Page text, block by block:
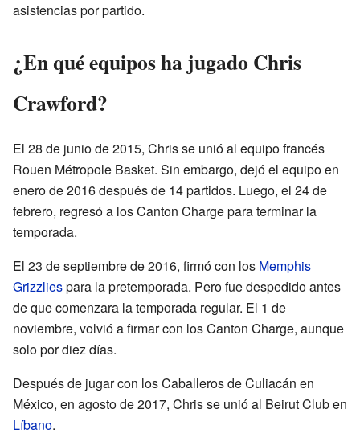
asistencias por partido.
¿En qué equipos ha jugado Chris
Crawford?
El 28 de junio de 2015, Chris se unió al equipo francés
Rouen Métropole Basket. Sin embargo, dejó el equipo en
enero de 2016 después de 14 partidos. Luego, el 24 de
febrero, regresó a los Canton Charge para terminar la
temporada.
El 23 de septiembre de 2016, firmó con los Memphis
Grizzliespara la pretemporada. Pero fue despedido antes
de que comenzara la temporada regular. El 1 de
noviembre, volvió a firmar con los Canton Charge, aunque
solo por diez días.
Después de jugar con los Caballeros de Culiacán en
México, en agosto de 2017, Chris se unió al Beirut Club en
Líbano.